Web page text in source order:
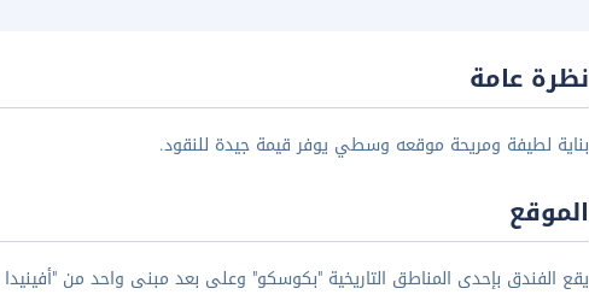
نظرة عامة
بناية لطيفة ومريحة موقعه وسطي يوفر قيمة جيدة للنقود.
الموقع
يقع الفندق بإحدى المناطق التاريخية "بكوسكو" وعلى بعد مبنى واحد من